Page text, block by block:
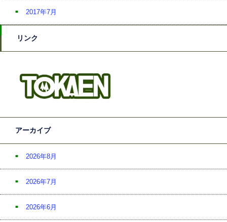
2017年7月
リンク
アーカイブ
2026年8月
2026年7月
2026年6月